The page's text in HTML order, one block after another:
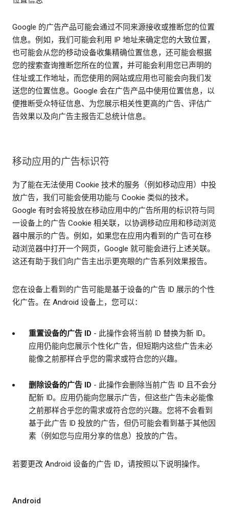
Google 的广告产品可能会通过不同来源接收或推断您的位置
信息。例如，我们可能会利用 IP 地址来确定您的大致位置，
也可能会从您的移动设备收集精确位置信息，还可能会根据
您的搜索查询推断您所在的位置，并可能会利用您已声明的
住址或工作地址，而您使用的网站或应用也可能会向我们发
送您的位置信息。Google 会在广告产品中使用位置信息，以
便推断受众特征信息、为您展示相关性更高的广告、评估广
告效果以及向广告主报告汇总统计信息。
移动应用的广告标识符
为了能在无法使用 Cookie 技术的服务（例如移动应用）中投
放广告，我们可能会使用功能与 Cookie 类似的技术。
Google 有时会将投放在移动应用中的广告所用的标识符与同
一设备上的广告 Cookie 相关联，以协调移动应用和移动浏览
器中展示的广告。例如，如果您在应用内看到的广告可在移
动浏览器中打开一个网页，Google 就可能会进行上述关联。
这还有助于我们向广告主出示更亮眼的广告系列效果报告。
您在设备上看到的广告可能是基于设备的广告 ID 展示的个性
化广告。在 Android 设备上，您可以：
重置设备的广告 ID - 此操作会将当前 ID 替换为新 ID。
应用仍能向您展示个性化广告，但短期内这些广告未必
能像之前那样合乎您的需求或符合您的兴趣。
删除设备的广告 ID - 此操作会删除当前广告 ID 且不会分
配新 ID。应用仍能向您展示广告，但这些广告未必能像
之前那样合乎您的需求或符合您的兴趣。您将不会看到
基于此广告 ID 投放的广告，但仍可能会看到基于其他因
素（例如您与应用分享的信息）投放的广告。
若要更改 Android 设备的广告 ID，请按照以下说明操作。
Android